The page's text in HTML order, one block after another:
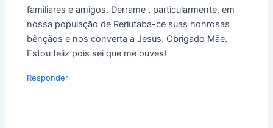
familiares e amigos. Derrame , particularmente, em
nossa população de Reriutaba-ce suas honrosas
bênçãos e nos converta a Jesus. Obrigado Mãe.
Estou feliz pois sei que me ouves!
Responder